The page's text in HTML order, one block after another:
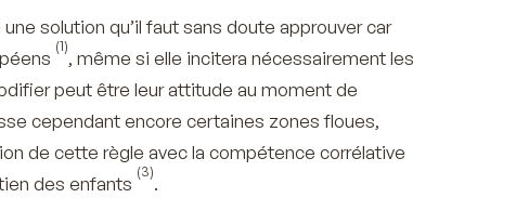
solution qu’il faut sans doute approuver car
(1)
, même si elle incitera nécessairement les
peut être leur attitude au moment de
cependant encore certaines zones floues,
de cette règle avec la compétence corrélative
des enfants
(3)
.